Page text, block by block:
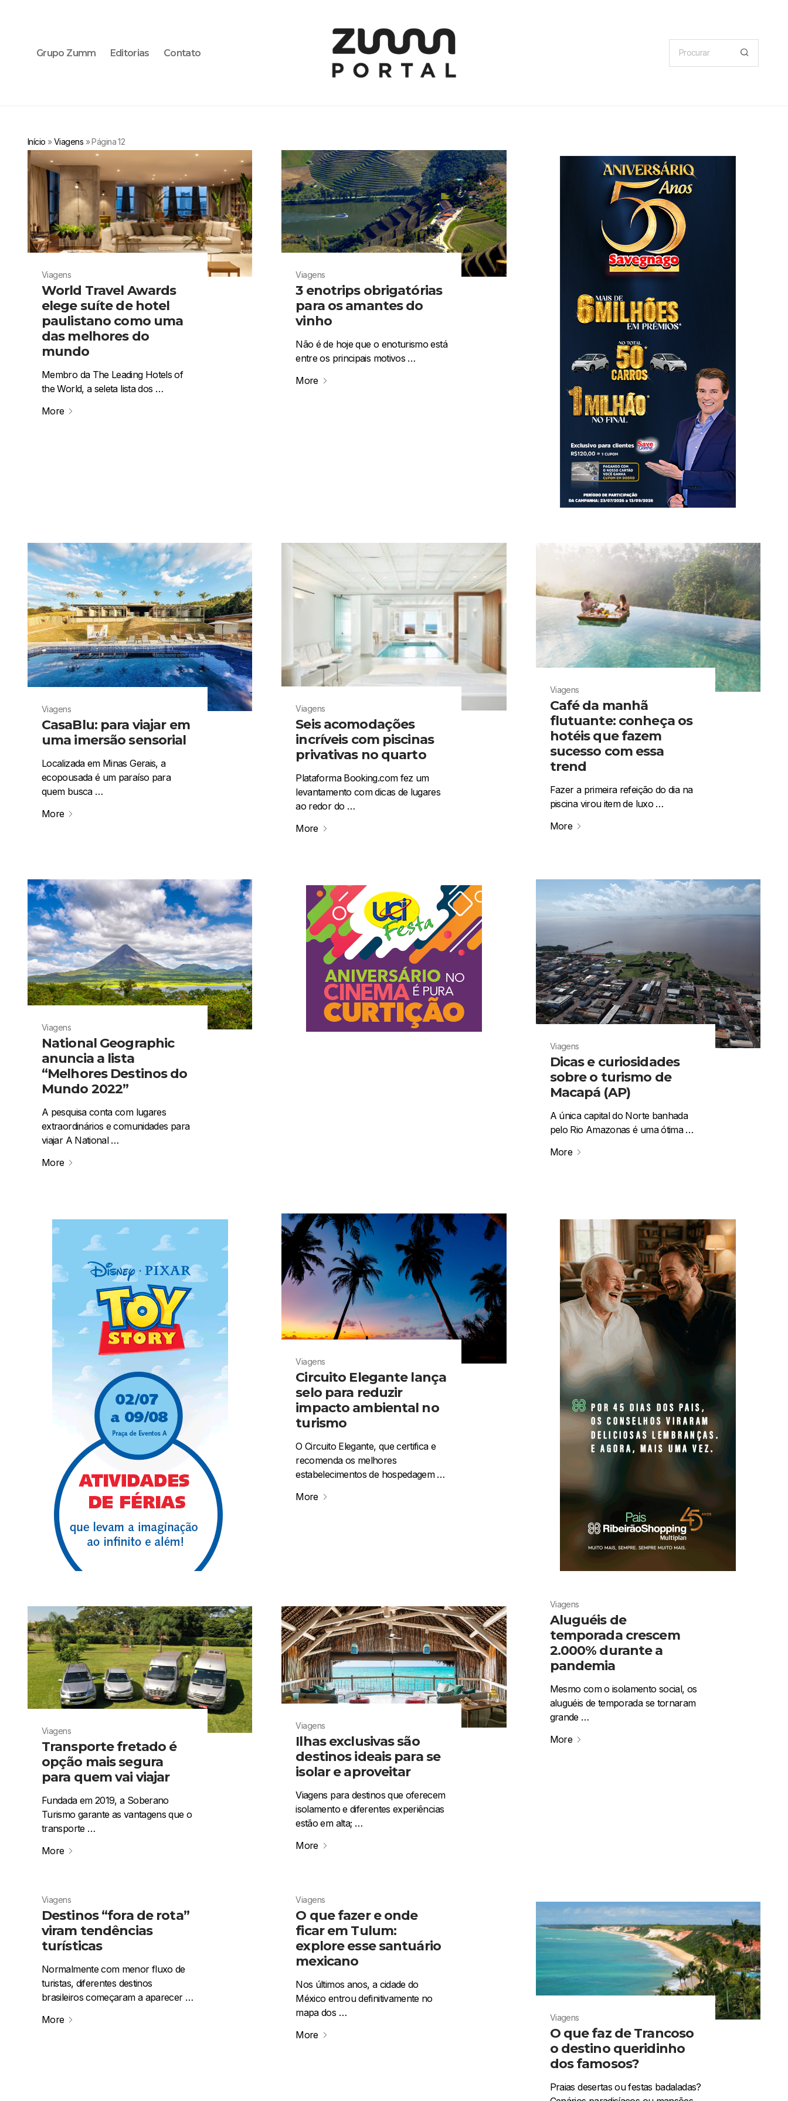
Grupo Zumm Editorias Contato
Início »Viagens »Página 12
Viagens
World Travel Awards
elege suíte de hotel
paulistano como uma
das melhores do
mundo
Membro da The Leading Hotels of
the World, a seleta lista dos …
More
Viagens
3 enotrips obrigatórias
para os amantes do
vinho
Não é de hoje que o enoturismo está
entre os principais motivos …
More
Viagens
CasaBlu: para viajar em
uma imersão sensorial
Localizada em Minas Gerais, a
ecopousada é um paraíso para
quem busca …
More
Viagens
Seis acomodações
incríveis com piscinas
privativas no quarto
Plataforma Booking.com fez um
levantamento com dicas de lugares
ao redor do …
More
Viagens
Café da manhã
flutuante: conheça os
hotéis que fazem
sucesso com essa
trend
Fazer a primeira refeição do dia na
piscina virou item de luxo …
More
Viagens
National Geographic
anuncia a lista
“Melhores Destinos do
Mundo 2022”
A pesquisa conta com lugares
extraordinários e comunidades para
viajar A National …
More
Viagens
Dicas e curiosidades
sobre o turismo de
Macapá (AP)
A única capital do Norte banhada
pelo Rio Amazonas é uma ótima …
More
Viagens
Circuito Elegante lança
selo para reduzir
impacto ambiental no
turismo
O Circuito Elegante, que certifica e
recomenda os melhores
estabelecimentos de hospedagem …
More
Viagens
Transporte fretado é
opção mais segura
para quem vai viajar
Fundada em 2019, a Soberano
Turismo garante as vantagens que o
transporte …
More
Viagens
Ilhas exclusivas são
destinos ideais para se
isolar e aproveitar
Viagens para destinos que oferecem
isolamento e diferentes experiências
estão em alta; …
More
Viagens
Aluguéis de
temporada crescem
2.000% durante a
pandemia
Mesmo com o isolamento social, os
aluguéis de temporada se tornaram
grande …
More
Viagens
Destinos “fora de rota”
viram tendências
turísticas
Normalmente com menor fluxo de
turistas, diferentes destinos
brasileiros começaram a aparecer …
More
Viagens
O que fazer e onde
ficar em Tulum:
explore esse santuário
mexicano
Nos últimos anos, a cidade do
México entrou definitivamente no
mapa dos …
More
Viagens
O que faz de Trancoso
o destino queridinho
dos famosos?
Praias desertas ou festas badaladas?